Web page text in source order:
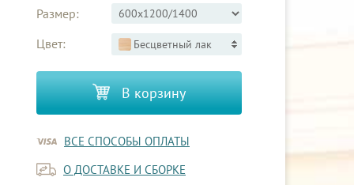
Размер:
Цвет:
Бесцветный лак
В корзину
ВСЕ СПОСОБЫ ОПЛАТЫ
О ДОСТАВКЕ И СБОРКЕ